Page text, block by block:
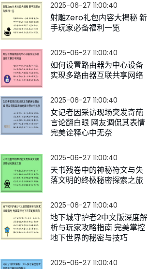
2025-06-27 11:00:40
射雕Zero礼包内容大揭秘 新
手玩家必备福利一览
2025-06-27 11:00:40
如何设置路由器为中心设备
实现多路由器互联共享网络
2025-06-27 11:00:40
女记者因采访现场突发奇葩
言论翻白眼 网友调侃其表情
完美诠释心中无奈
2025-06-27 11:00:40
天书残卷中的神秘符文与失
落文明的终极秘密探索之旅
2025-06-27 11:00:40
地下城守护者2中文版深度解
析与玩家攻略指南 完美掌控
地下世界的秘密与技巧
2025-06-27 11:00:40